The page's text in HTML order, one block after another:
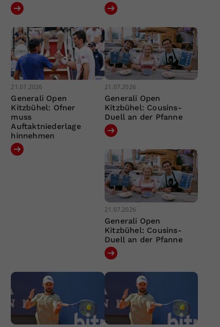
21.07.2026
Generali Open
Kitzbühel: Ofner
muss
Auftaktniederlage
hinnehmen
21.07.2026
Generali Open
Kitzbühel: Cousins-
Duell an der Pfanne
21.07.2026
Generali Open
Kitzbühel: Cousins-
Duell an der Pfanne